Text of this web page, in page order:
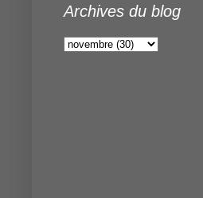
Archives du blog